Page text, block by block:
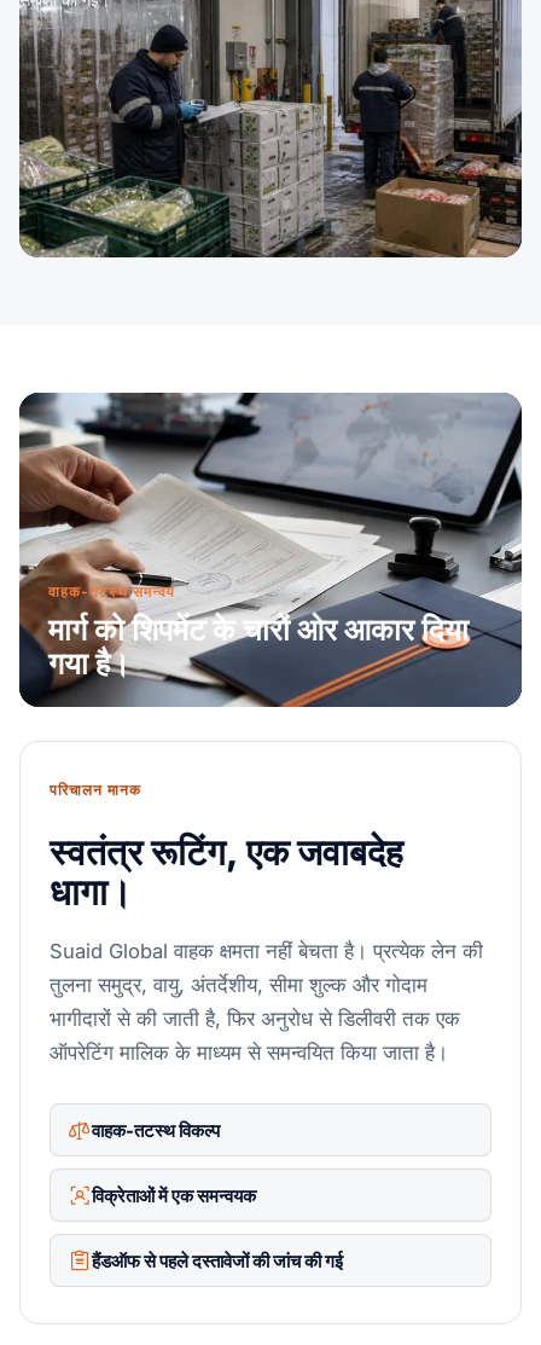
वाहक-तटस्थ समन्वय
मार्ग को शिपमेंट के चारों ओर आकार दिया
गया है।
परिचालन मानक
स्वतंत्र रूटिंग, एक जवाबदेह
धागा।
Suaid Global वाहक क्षमता नहीं बेचता है। प्रत्येक लेन की
तुलना समुद्र, वायु, अंतर्देशीय, सीमा शुल्क और गोदाम
भागीदारों से की जाती है, फिर अनुरोध से डिलीवरी तक एक
ऑपरेटिंग मालिक के माध्यम से समन्वयित किया जाता है।
वाहक-तटस्थ विकल्प
विक्रेताओं में एक समन्वयक
हैंडऑफ से पहले दस्तावेजों की जांच की गई